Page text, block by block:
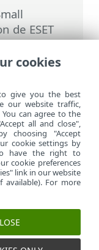
de ESET
>
de bureau
cookies
give you the best
our website traffic,
can agree to the
all and close",
choosing "Accept
cookie settings by
have the right to
cookie preferences
link in our website
For more